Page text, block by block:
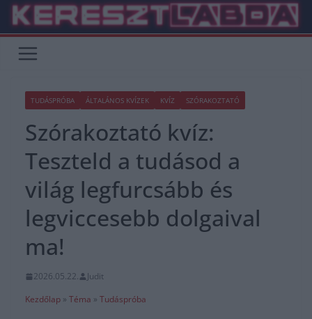
Skip
content
TUDÁSPRÓBA ÁLTALÁNOS KVÍZEK KVÍZ SZÓRAKOZTATÓ
Szórakoztató kvíz:
Teszteld a tudásod a
világ legfurcsább és
legviccesebb dolgaival
ma!
2026.05.22.
Judit
Kezdőlap » Téma » Tudáspróba